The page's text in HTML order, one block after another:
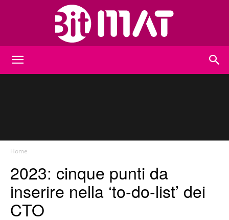
Home
2023: cinque punti da
inserire nella ‘to-do-list’ dei
CTO